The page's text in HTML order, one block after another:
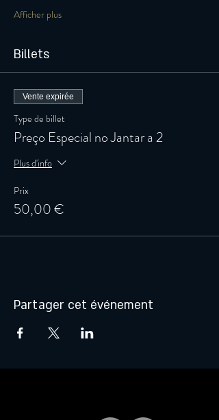
Afficher plus
Billets
Vente expirée
Type de billet
Preço Especial no Jantar a 2
Plus d'info
Prix
50,00 €
Partager cet événement